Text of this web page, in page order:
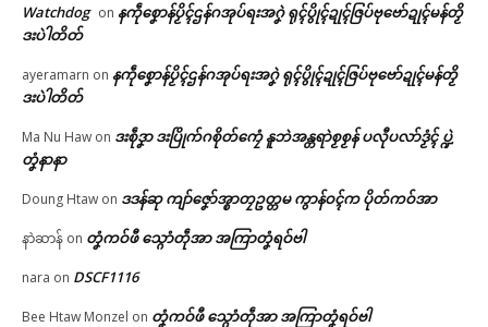
© ဌာန်ပရိုၚ်ဗၠးၜးမန်
သၞောဝ်ဥပဒေညးဍုၚ်ကွာန် ဒးယို
က်ဂၠေၚ်ဝန်ပၞာန်ကဵု ပြသၞာတမ်ရိုဟ်
May 25, 2026
In "လိက်ပရေၚ်"
Watchdog on နကဵုစၞောန်ပၟိၚ်ဌန်ဂအုပ်ရးအဂၞဲ ရုၚ်ပွိုၚ်ဍုၚ်ဇြပ်ဗုဗော်ဍုၚ်မန်တၟိ
ဒးပဲါတိတ်
ayeramarn on နကဵုစၞောန်ပၟိၚ်ဌန်ဂအုပ်ရးအဂၞဲ ရုၚ်ပွိုၚ်ဍုၚ်ဇြပ်ဗုဗော်ဍုၚ်မန်တၟိ
ဒးပဲါတိတ်
Ma Nu Haw on ဒးစဵုဒၞာ ဒးပြိုက်ဂစိုတ်ကၠေံ နူဘဲအန္တရာဲစၟစၟန် ပလီုပလာ်ဒၟံၚ် ပ္ဍဲ
တၞံနာနာ
Doung Htaw on ဒဒန်ဆု ကျာ်ဇၞော်အ္စာတၠဥတ္တမ ကွာန်ဝၚ်က ပိုတ်ကဝ်အာ
နာဲဆာန် on တၞံကဝ်ဖီ သ္ဂောံတဵုအာ အကြာတၞံရဝ်ဗါ
nara on DSCF1116
Bee Htaw Monzel on တၞံကဝ်ဖီ သ္ဂောံတဵုအာ အကြာတၞံရဝ်ဗါ